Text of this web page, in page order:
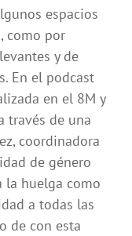
espacios
como por
y de
En el podcast
en el 8M y
través de una
coordinadora
de género
la huelga como
a todas las
de con esta